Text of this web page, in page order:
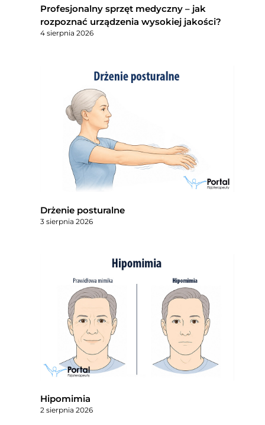
Profesjonalny sprzęt medyczny – jak
rozpoznać urządzenia wysokiej jakości?
4 sierpnia 2026
Drżenie posturalne
3 sierpnia 2026
Hipomimia
2 sierpnia 2026